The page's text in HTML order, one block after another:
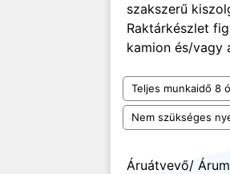
szakszerű
Raktárkészlet
kamion és/vagy
Teljes munkaidő 8
Nem szükséges
Áruátvevő/